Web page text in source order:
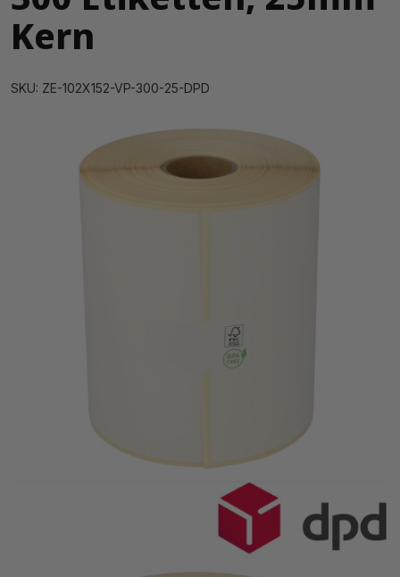
Kern
SKU: ZE-102X152-VP-300-25-DPD